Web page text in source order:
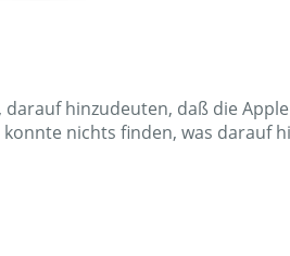
hinzudeuten, daß die
nichts finden, was darauf